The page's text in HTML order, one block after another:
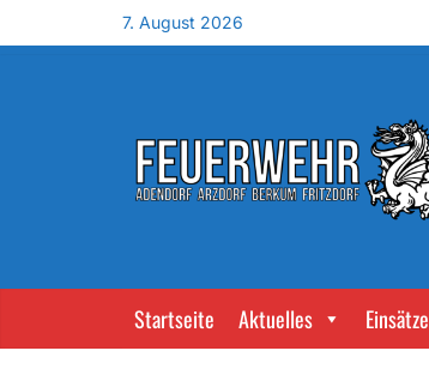
7. August 2026
Startseite Aktuelles Einsätze